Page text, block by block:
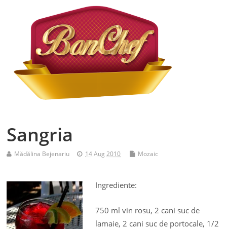
Sangria
Mădălina Bejenariu 14 Aug 2010 Mozaic
Ingrediente:
750 ml vin rosu, 2 cani suc de
lamaie, 2 cani suc de portocale, 1/2